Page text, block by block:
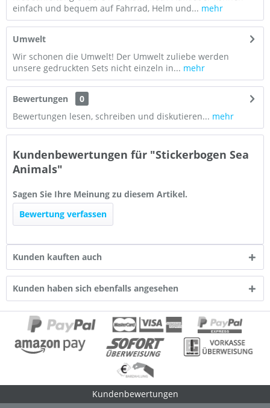
einfach und bequem auf Fahrrad, Helm und... mehr
Umwelt
Wir schonen die Umwelt! Der Umwelt zuliebe werden
unsere gedruckten Sets nicht einzeln in... mehr
Bewertungen
0
Bewertungen lesen, schreiben und diskutieren... mehr
Kundenbewertungen für "Stickerbogen Sea
Animals"
Sagen Sie Ihre Meinung zu diesem Artikel.
Bewertung verfassen
Kunden kauften auch
Kunden haben sich ebenfalls angesehen
Kundenbewertungen